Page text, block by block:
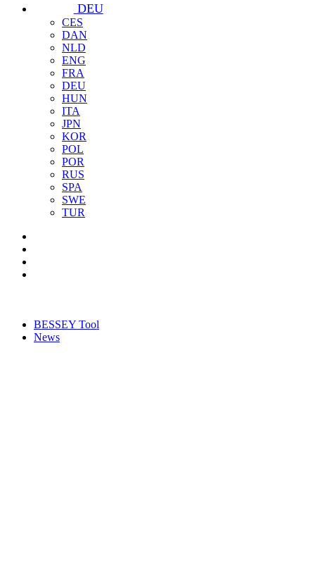
DEU
CES
DAN
NLD
ENG
FRA
DEU
HUN
ITA
JPN
KOR
POL
POR
RUS
SPA
SWE
TUR
BESSEY Tool
News